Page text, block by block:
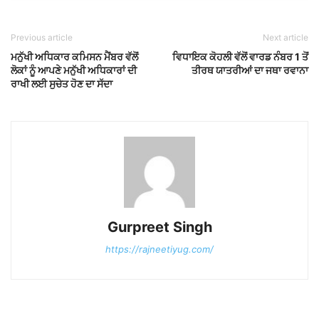
Previous article
ਮਨੁੱਖੀ ਅਧਿਕਾਰ ਕਮਿਸਨ ਮੈਂਬਰ ਵੱਲੋਂ
ਲੋਕਾਂ ਨੂੰ ਆਪਣੇ ਮਨੁੱਖੀ ਅਧਿਕਾਰਾਂ ਦੀ
ਰਾਖੀ ਲਈ ਸੁਚੇਤ ਹੋਣ ਦਾ ਸੱਦਾ
Next article
ਵਿਧਾਇਕ ਕੋਹਲੀ ਵੱਲੋਂ ਵਾਰਡ ਨੰਬਰ 1 ਤੋਂ
ਤੀਰਥ ਯਾਤਰੀਆਂ ਦਾ ਜਥਾ ਰਵਾਨਾ
Gurpreet Singh
https://rajneetiyug.com/